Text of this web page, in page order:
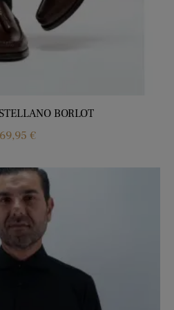
BORLOT
Price
69,95 €